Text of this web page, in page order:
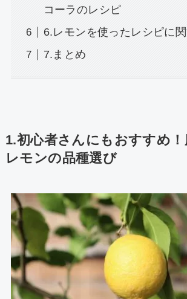
コーラのレシピ
6.レモンを使ったレシピに
7.まとめ
1.初心者さんにもおすすめ！
レモンの品種選び